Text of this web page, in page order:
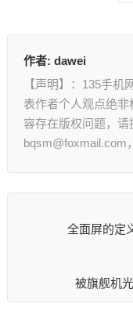
作者: dawei
【声明】：135手
表作者个人观点绝
容存在版权问题，请
bqsm@foxmail.com
全面屏的定
被旗舰机